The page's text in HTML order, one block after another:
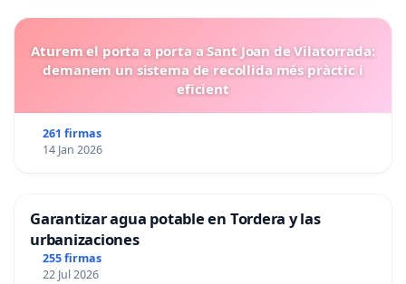
Aturem el porta a porta a Sant Joan de Vilatorrada:
demanem un sistema de recollida més pràctic i
eficient
261 firmas
14 Jan 2026
Garantizar agua potable en Tordera y las
urbanizaciones
255 firmas
22 Jul 2026